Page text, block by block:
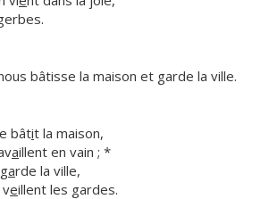
bâtisse la maison et garde la ville.
bâtit la maison,
aillent en vain ; *
arde la ville,
veillent les gardes.